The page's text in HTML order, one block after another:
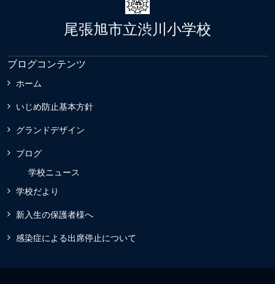
尾張旭市立渋川小学校
ブログコンテンツ
ホーム
いじめ防止基本方針
グランドデザイン
ブログ
学校ニュース
学校だより
新入生の保護者様へ
感染症による出席停止について